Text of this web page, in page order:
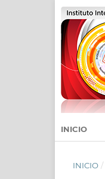
INICIO
INICIO /